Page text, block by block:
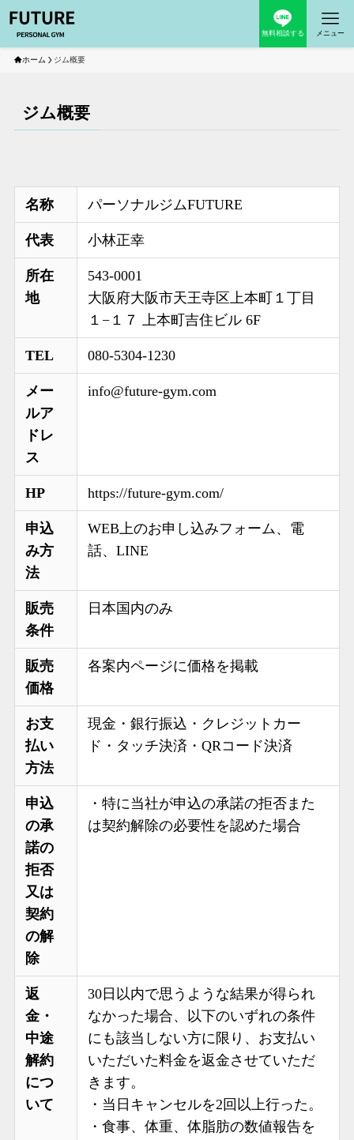
無料相談する メニュー
ホーム ジム概要
ジム概要
名称 パーソナルジムFUTURE
代表 小林正幸
所在
地
543-0001
大阪府大阪市天王寺区上本町１丁目
１−１７ 上本町吉住ビル 6F
TEL 080-5304-1230
メー
ルア
ドレ
ス
info@future-gym.com
HP https://future-gym.com/
申込
み方
法
WEB上のお申し込みフォーム、電
話、LINE
販売
条件
日本国内のみ
販売
価格
各案内ページに価格を掲載
お支
払い
方法
現金・銀行振込・クレジットカー
ド・タッチ決済・QRコード決済
申込
の承
諾の
拒否
又は
契約
の解
除
・特に当社が申込の承諾の拒否また
は契約解除の必要性を認めた場合
返
金・
中途
解約
につ
いて
30日以内で思うような結果が得られ
なかった場合、以下のいずれの条件
にも該当しない方に限り、お支払い
いただいた料金を返金させていただ
きます。
・当日キャンセルを2回以上行った。
・食事、体重、体脂肪の数値報告を